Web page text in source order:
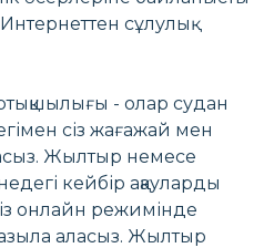
сұлулық
- олар судан
сіз жағажай мен
Жылтыр немесе
кейбір ақауларды
онлайн режимінде
аласыз. Жылтыр